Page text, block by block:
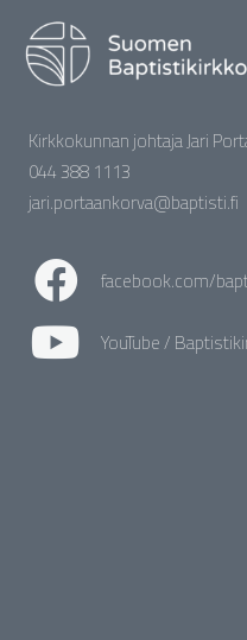
Kirkkokunnan johtaja Jari
044 388 1113
jari.portaankorva@baptisti.fi
facebook.com/
YouTube /